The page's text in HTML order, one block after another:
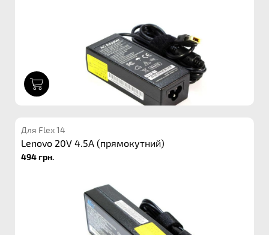
Для Flex 14
Lenovo 20V 4.5A (прямокутний)
494 грн.